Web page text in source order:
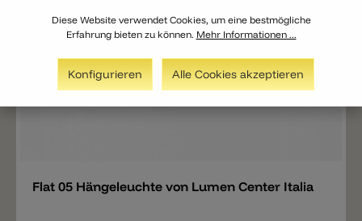
Flat 05 Hängeleuchte von Lumen Center Italia
Diese Website verwendet Cookies, um eine bestmögliche
Erfahrung bieten zu können. Mehr Informationen ...
Konfigurieren Alle Cookies akzeptieren